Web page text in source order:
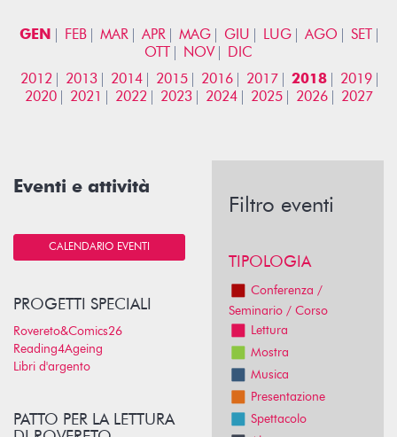
GEN FEB MAR APR MAG GIU LUG AGO
SET
OTT
NOV
DIC
2012
2013 2014 2015 2016 2017 2018
2019
2020
2021 2022 2023 2024 2025 2026 2027
Eventi e attività
CALENDARIO EVENTI
PROGETTI SPECIALI
Rovereto&Comics26
Reading4Ageing
Libri d'argento
PATTO PER LA LETTURA
Filtro eventi
TIPOLOGIA
Conferenza /
Seminario / Corso
Lettura
Mostra
Musica
Presentazione
Spettacolo